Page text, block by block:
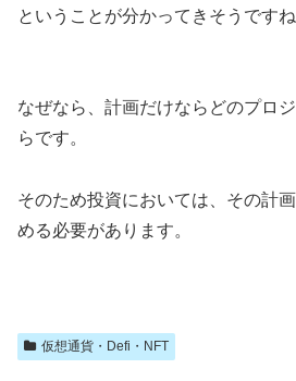
ということが分かってきそうですね
なぜなら、計画だけならどのプロ
らです。
そのため投資においては、その計
める必要があります。
仮想通貨・Defi・NFT